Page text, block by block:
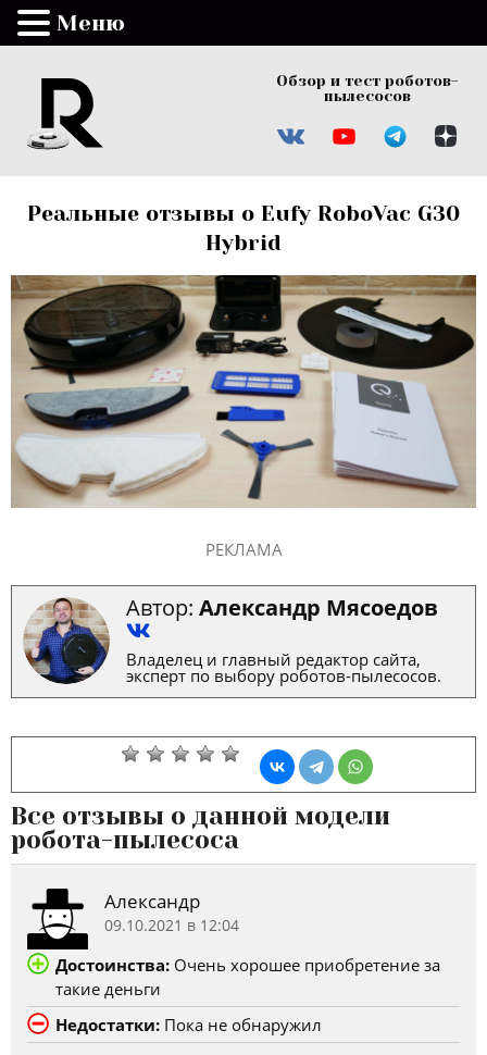
Обзор и тест роботов-
пылесосов
Реальные отзывы о Eufy RoboVac G30
Hybrid
РЕКЛАМА
Автор: Александр Мясоедов
Владелец и главный редактор сайта,
эксперт по выбору роботов-пылесосов.
Все отзывы о данной модели
робота-пылесоса
Александр
09.10.2021 в 12:04
Достоинства: Очень хорошее приобретение за
такие деньги
Недостатки: Пока не обнаружил
Меню